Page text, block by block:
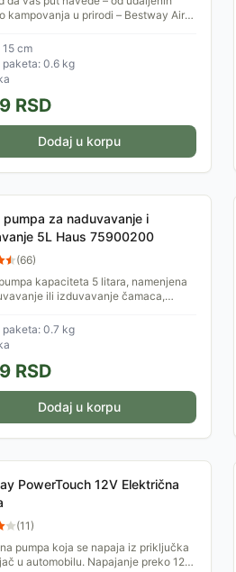
kampovanja u prirodi – Bestway Air
na...
cm
paketa: 0.6 kg
RSD
Dodaj u korpu
pumpa za naduvavanje i
5L Haus 75900200
(66)
kapaciteta 5 litara, namenjena
ili izduvavanje čamaca,
paketa: 0.7 kg
RSD
Dodaj u korpu
PowerTouch 12V Električna
(11)
pumpa koja se napaja iz priključka
u automobilu. Napajanje preko 12V